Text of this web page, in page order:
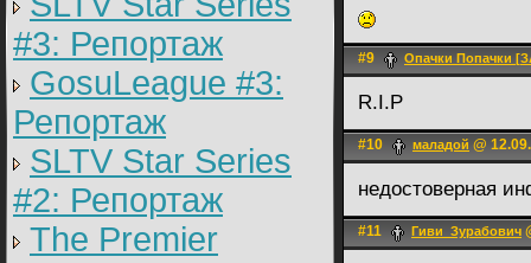
#3: Репортаж
GosuLeague #3:
Репортаж
SLTV Star Series
#2: Репортаж
The Premier
#9 Опачки Попачки
R.I.P
#10 маладой @
недостоверная
#11 Гиви_Зурабович